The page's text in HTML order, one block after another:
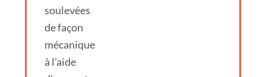
soulevées
de façon
mécanique
à l’aide